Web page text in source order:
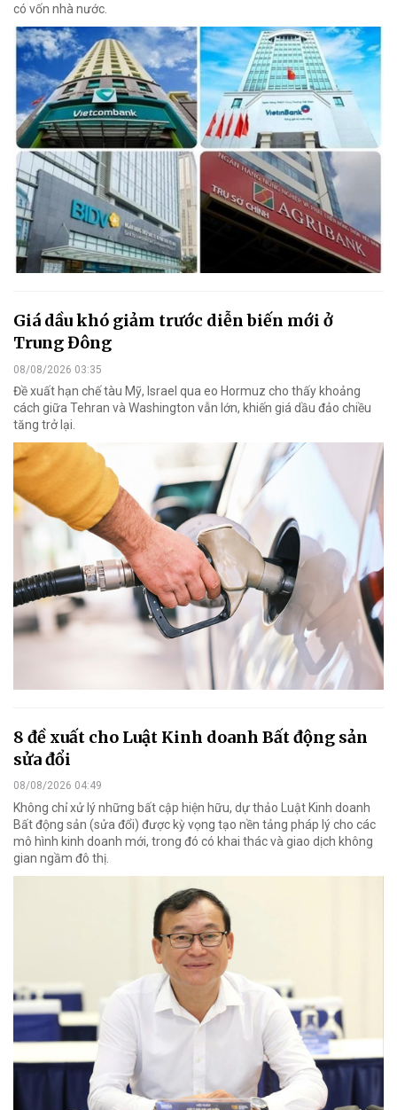
có vốn nhà nước.
Giá dầu khó giảm trước diễn biến mới ở
Trung Đông
08/08/2026 03:35
Đề xuất hạn chế tàu Mỹ, Israel qua eo Hormuz cho thấy khoảng
cách giữa Tehran và Washington vẫn lớn, khiến giá dầu đảo chiều
tăng trở lại.
8 đề xuất cho Luật Kinh doanh Bất động sản
sửa đổi
08/08/2026 04:49
Không chỉ xử lý những bất cập hiện hữu, dự thảo Luật Kinh doanh
Bất động sản (sửa đổi) được kỳ vọng tạo nền tảng pháp lý cho các
mô hình kinh doanh mới, trong đó có khai thác và giao dịch không
gian ngầm đô thị.